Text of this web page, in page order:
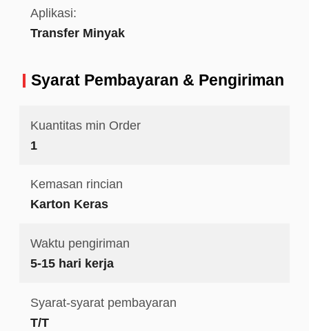
Aplikasi:
Transfer Minyak
Syarat Pembayaran & Pengiriman
Kuantitas min Order
1
Kemasan rincian
Karton Keras
Waktu pengiriman
5-15 hari kerja
Syarat-syarat pembayaran
T/T